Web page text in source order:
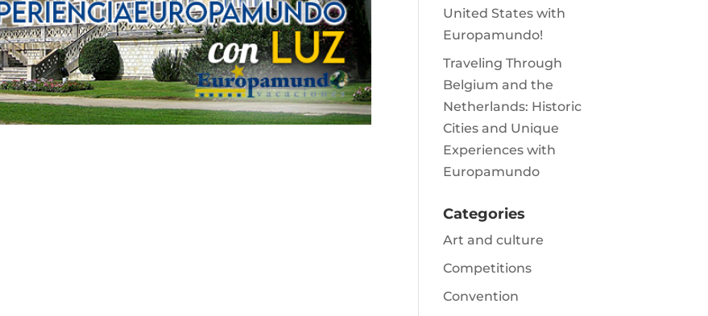
United States with
Europamundo!
Traveling Through
Belgium and the
Netherlands: Historic
Cities and Unique
Experiences with
Europamundo
Categories
Art and culture
Competitions
Convention